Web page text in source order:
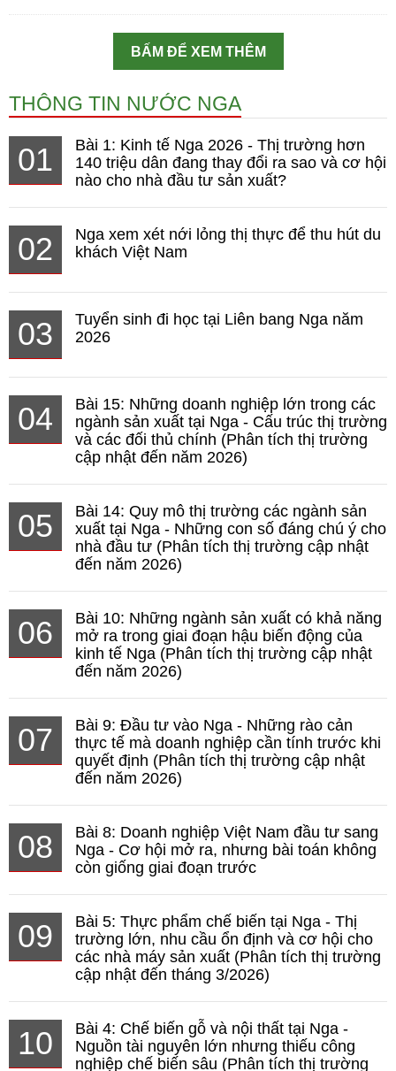
BẤM ĐỂ XEM THÊM
THÔNG TIN NƯỚC NGA
01
Bài 1: Kinh tế Nga 2026 - Thị trường hơn
140 triệu dân đang thay đổi ra sao và cơ hội
nào cho nhà đầu tư sản xuất?
02
Nga xem xét nới lỏng thị thực để thu hút du
khách Việt Nam
03
Tuyển sinh đi học tại Liên bang Nga năm
2026
04
Bài 15: Những doanh nghiệp lớn trong các
ngành sản xuất tại Nga - Cấu trúc thị trường
và các đối thủ chính (Phân tích thị trường
cập nhật đến năm 2026)
05
Bài 14: Quy mô thị trường các ngành sản
xuất tại Nga - Những con số đáng chú ý cho
nhà đầu tư (Phân tích thị trường cập nhật
đến năm 2026)
06
Bài 10: Những ngành sản xuất có khả năng
mở ra trong giai đoạn hậu biến động của
kinh tế Nga (Phân tích thị trường cập nhật
đến năm 2026)
07
Bài 9: Đầu tư vào Nga - Những rào cản
thực tế mà doanh nghiệp cần tính trước khi
quyết định (Phân tích thị trường cập nhật
đến năm 2026)
08
Bài 8: Doanh nghiệp Việt Nam đầu tư sang
Nga - Cơ hội mở ra, nhưng bài toán không
còn giống giai đoạn trước
09
Bài 5: Thực phẩm chế biến tại Nga - Thị
trường lớn, nhu cầu ổn định và cơ hội cho
các nhà máy sản xuất (Phân tích thị trường
cập nhật đến tháng 3/2026)
10
Bài 4: Chế biến gỗ và nội thất tại Nga -
Nguồn tài nguyên lớn nhưng thiếu công
nghiệp chế biến sâu (Phân tích thị trường